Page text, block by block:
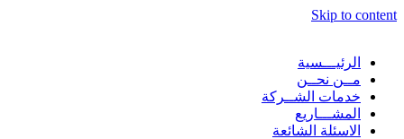
Skip to content
الرئيـــسية
مــن نحــن
خدمات الشــركة
المشـــاريع
الاسئلة الشائعة